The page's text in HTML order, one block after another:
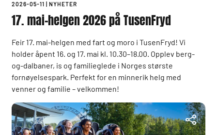
2026-05-11 NYHETER
17. mai-helgen 2026 på TusenFryd
Feir 17. mai-helgen med fart og moro i TusenFryd! Vi
holder åpent 16. og 17. mai kl. 10.30–18.00. Opplev berg-
og-dalbaner, is og familieglede i Norges største
fornøyelsespark. Perfekt for en minnerik helg med
venner og familie – velkommen!